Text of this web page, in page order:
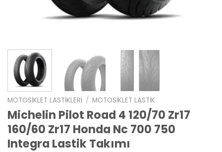
MOTOSIKLET LASTIKLERI / MOTOSIKLET LASTIK
Michelin Pilot Road 4 120/70 Zr17
160/60 Zr17 Honda Nc 700 750
Integra Lastik Takımı